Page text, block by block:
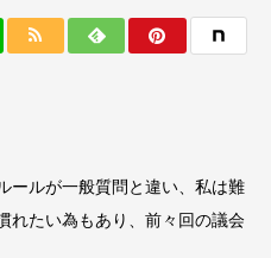
ールが一般質問と違い、私は難
れたい為もあり、前々回の議会